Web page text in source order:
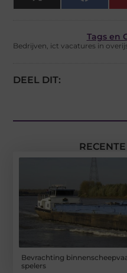
(Twitter)
Tags en
Bedrijven, ict vacatures in
DEEL DIT:
Bevrachting
spelers